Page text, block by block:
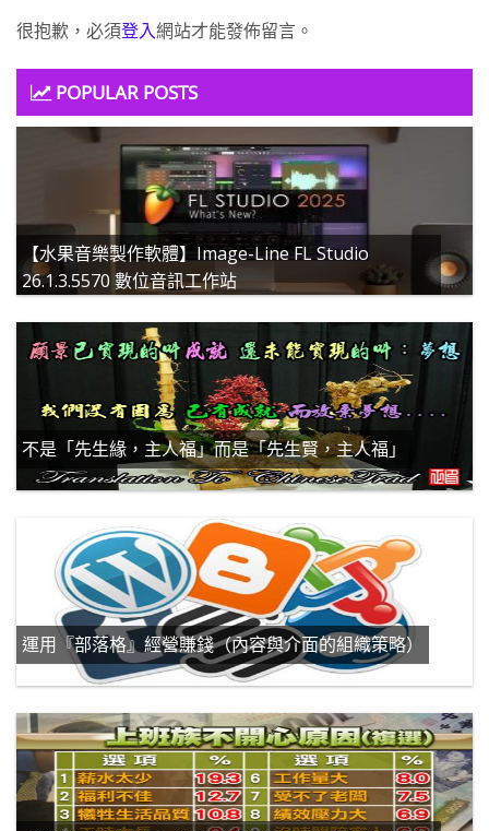
很抱歉，必須 登入網站才能發佈留言。
【水果音樂製作軟體】Image-Line FL Studio
26.1.3.5570 數位音訊工作站
不是「先生緣，主人福」而是「先生賢，主人福」
運用『部落格』經營賺錢（內容與介面的組織策略）